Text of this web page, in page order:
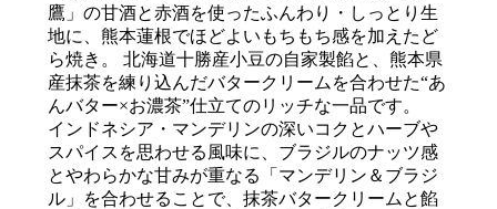
鷹」の甘酒と赤酒を使ったふんわり・しっとり生
地に、熊本蓮根でほどよいもちもち感を加えたど
ら焼き。 北海道十勝産小豆の自家製餡と、熊本県
産抹茶を練り込んだバタークリームを合わせた“あ
んバター×お濃茶”仕立てのリッチな一品です。
インドネシア・マンデリンの深いコクとハーブや
スパイスを思わせる風味に、ブラジルのナッツ感
とやわらかな甘みが重なる「マンデリン＆ブラジ
ル」を合わせることで、抹茶バタークリームと餡